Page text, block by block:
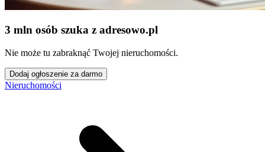
3 mln osób szuka z adresowo.pl
Nie może tu zabraknąć Twojej nieruchomości.
Dodaj ogłoszenie za darmo
Nieruchomości